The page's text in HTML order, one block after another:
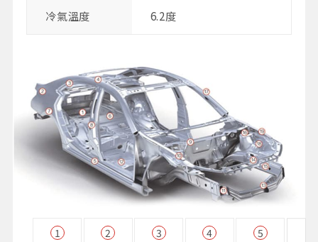
冷氣溫度 6.2度
1
2
3
4
5